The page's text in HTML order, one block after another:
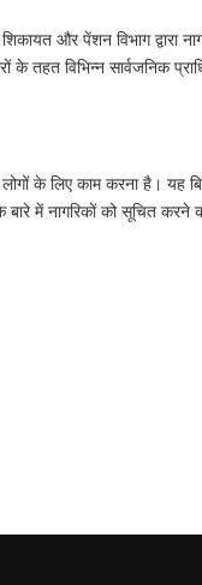
और पेंशन विभाग द्वारा
तहत विभिन्न सार्वजनिक
लोगों के लिए काम करना है।
में नागरिकों को सूचित करने